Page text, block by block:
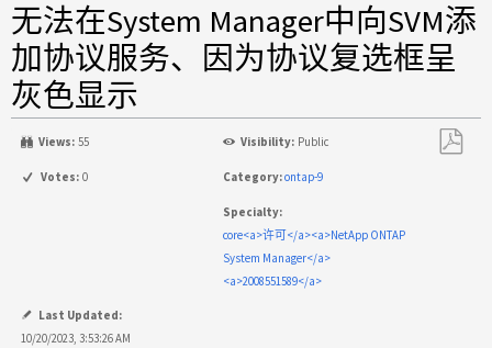
无法在System Manager中向SVM添
加协议服务、因为协议复选框呈
灰色显示
Views: 55 Visibility: Public
Votes: 0 Category:ontap-9
Specialty:
core<a>许可</a><a>NetApp ONTAP
System Manager</a>
<a>2008551589</a>
Last Updated:
10/20/2023, 3:53:26 AM